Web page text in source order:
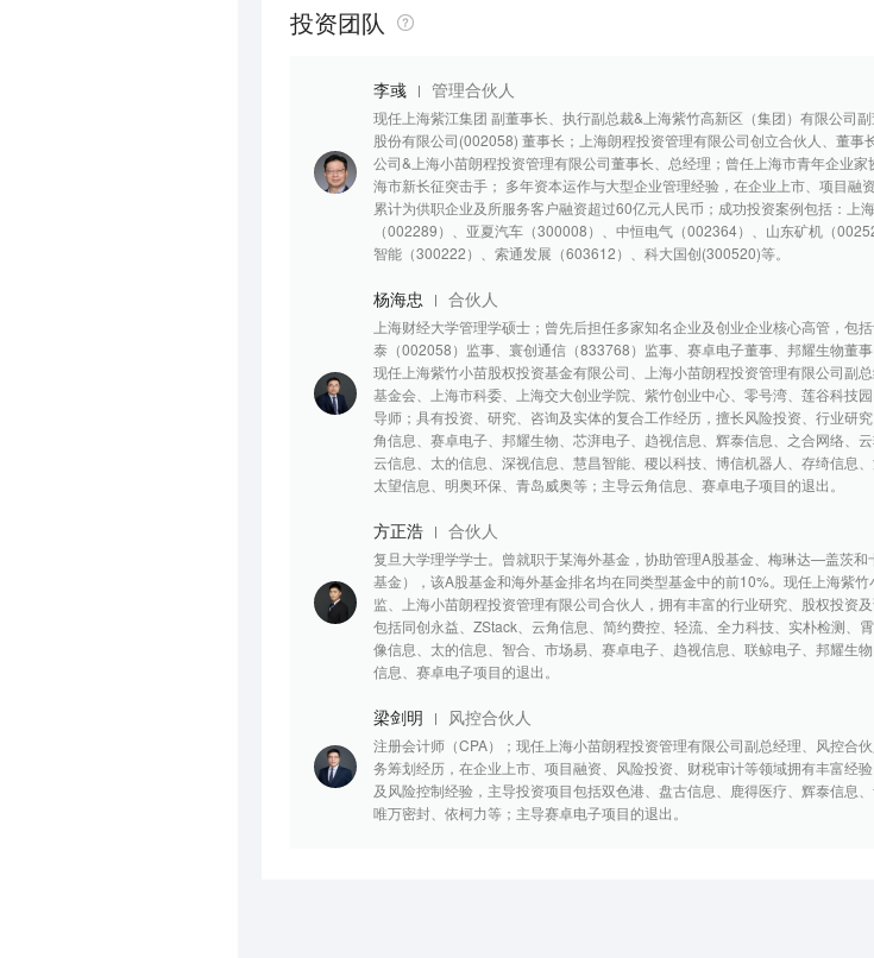
投资团队
李彧 管理合伙人
现任上海紫江集团 副董事长、执行副总裁&上海紫竹高新区（集团）有限公司
股份有限公司(002058) 董事长；上海朗程投资管理有限公司创立合伙人、董事
公司&上海小苗朗程投资管理有限公司董事长、总经理；曾任上海市青年企业
海市新长征突击手； 多年资本运作与大型企业管理经验，在企业上市、项目融
累计为供职企业及所服务客户融资超过60亿元人民币；成功投资案例包括：上
（002289）、亚夏汽车（300008）、中恒电气（002364）、山东矿机（
智能（300222）、索通发展（603612）、科大国创(300520)等。
杨海忠 合伙人
上海财经大学管理学硕士；曾先后担任多家知名企业及创业企业核心高管，包
泰（002058）监事、寰创通信（833768）监事、赛卓电子董事、邦耀生物董
现任上海紫竹小苗股权投资基金有限公司、上海小苗朗程投资管理有限公司副
基金会、上海市科委、上海交大创业学院、紫竹创业中心、零号湾、莲谷科技
导师；具有投资、研究、咨询及实体的复合工作经历，擅长风险投资、行业研
角信息、赛卓电子、邦耀生物、芯湃电子、趋视信息、辉泰信息、之合网络、
云信息、太的信息、深视信息、慧昌智能、稷以科技、博信机器人、存绮信息
太望信息、明奥环保、青岛威奥等；主导云角信息、赛卓电子项目的退出。
方正浩 合伙人
复旦大学理学学士。曾就职于某海外基金，协助管理A股基金、梅琳达—盖茨
基金），该A股基金和海外基金排名均在同类型基金中的前10%。现任上海紫
监、上海小苗朗程投资管理有限公司合伙人，拥有丰富的行业研究、股权投资
包括同创永益、ZStack、云角信息、简约费控、轻流、全力科技、实朴检测、
像信息、太的信息、智合、市场易、赛卓电子、趋视信息、联鲸电子、邦耀生
信息、赛卓电子项目的退出。
梁剑明 风控合伙人
注册会计师（CPA）；现任上海小苗朗程投资管理有限公司副总经理、风控合
务筹划经历，在企业上市、项目融资、风险投资、财税审计等领域拥有丰富经
及风险控制经验，主导投资项目包括双色港、盘古信息、鹿得医疗、辉泰信息
唯万密封、依柯力等；主导赛卓电子项目的退出。